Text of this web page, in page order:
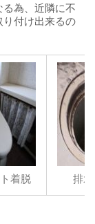
為、近隣に不
付け出来るの
着脱 排